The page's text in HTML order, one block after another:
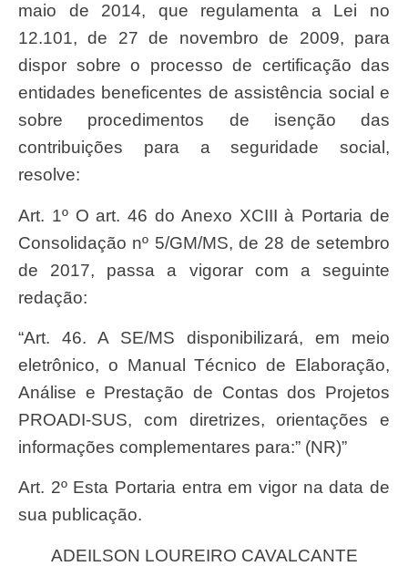
maio de 2014, que regulamenta a Lei no
12.101, de 27 de novembro de 2009, para
dispor sobre o processo de certificação das
entidades beneficentes de assistência social e
sobre procedimentos de isenção das
contribuições para a seguridade social,
resolve:
Art. 1º O art. 46 do Anexo XCIII à Portaria de
Consolidação nº 5/GM/MS, de 28 de setembro
de 2017, passa a vigorar com a seguinte
redação:
“Art. 46. A SE/MS disponibilizará, em meio
eletrônico, o Manual Técnico de Elaboração,
Análise e Prestação de Contas dos Projetos
PROADI-SUS, com diretrizes, orientações e
informações complementares para:” (NR)”
Art. 2º Esta Portaria entra em vigor na data de
sua publicação.
ADEILSON LOUREIRO CAVALCANTE